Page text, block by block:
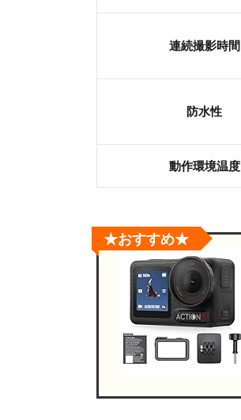
連続撮影時間
防水性
動作環境温度
★おすすめ★